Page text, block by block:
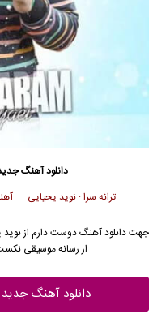
دانلود آهنگ
ترانه سرا : نوید یحیایی
جهت دانلود آهنگ دوست دارم از
از رسانه موسیقی
دانلود آهنگ